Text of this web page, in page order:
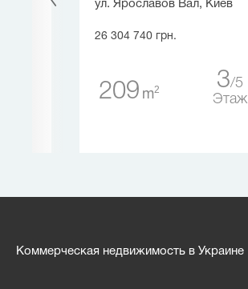
ул. Ярославов Вал, Киев
26 304 740 грн.
209 m2 3 5
Этаж
Коммерческая недвижимость в Украине